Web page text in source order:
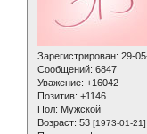
Зарегистрирован: 29-
Сообщений: 6847
Уважение: +16042
Позитив: +1146
Пол: Мужской
Возраст: 53 [1973-01-21]